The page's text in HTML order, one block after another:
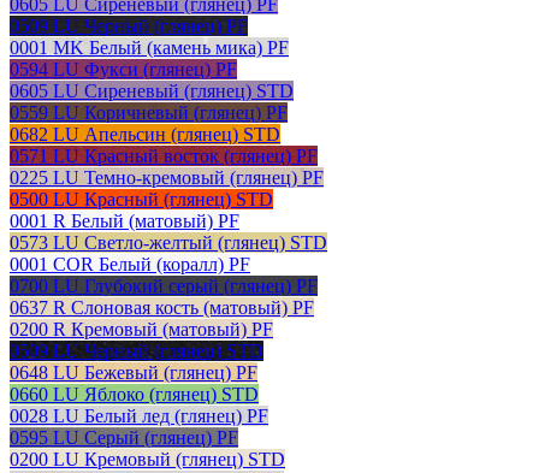
0509 LU Черный (глянец) PF
0001 MK Белый (камень мика) PF
0594 LU Фукси (глянец) PF
0605 LU Сиреневый (глянец) STD
0559 LU Коричневый (глянец) PF
0682 LU Апельсин (глянец) STD
0571 LU Красный восток (глянец) PF
0225 LU Темно-кремовый (глянец) PF
0500 LU Красный (глянец) STD
0001 R Белый (матовый) PF
0573 LU Светло-желтый (глянец) STD
0001 COR Белый (коралл) PF
0700 LU Глубокий серый (глянец) PF
0637 R Слоновая кость (матовый) PF
0200 R Кремовый (матовый) PF
0509 LU Черный (глянец) STD
0648 LU Бежевый (глянец) PF
0660 LU Яблоко (глянец) STD
0028 LU Белый лед (глянец) PF
0595 LU Серый (глянец) PF
0200 LU Кремовый (глянец) STD